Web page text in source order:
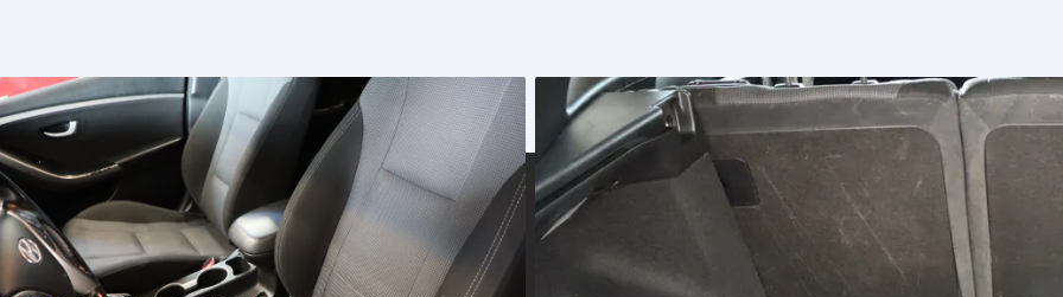
( uden garanti og reklamationsret )
Prisen er uden nr. plader
2 zone klima, træk, multifunktionsrat, tågelygter, parkeringssensor (bag),
musikstreaming via bluetooth, varme i rat, højdejust. forsæder, el-sidespejle,
sædevarme, 4x el-ruder, cd/radio, fartpilot, kørecomputer